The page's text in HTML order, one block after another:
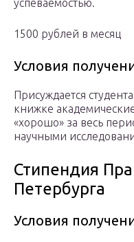
успеваемостью.
1500 рублей в месяц
Условия
Присуждается
книжке
«хорошо» за весь
научными
Стипендия
Петербурга
Условия